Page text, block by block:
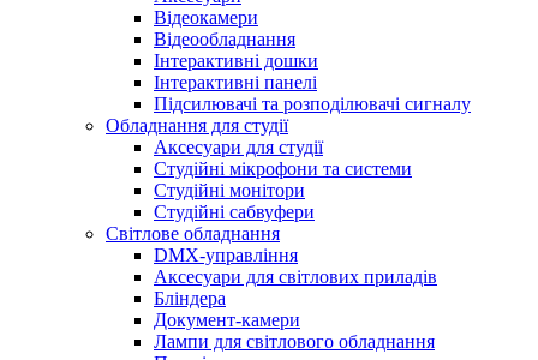
Відеокамери
Відеообладнання
Інтерактивні дошки
Інтерактивні панелі
Підсилювачі та розподілювачі сигналу
Обладнання для студії
Аксесуари для студії
Студійні мікрофони та системи
Студійні монітори
Студійні сабвуфери
Світлове обладнання
DMX-управління
Аксесуари для світлових приладів
Бліндера
Документ-камери
Лампи для світлового обладнання